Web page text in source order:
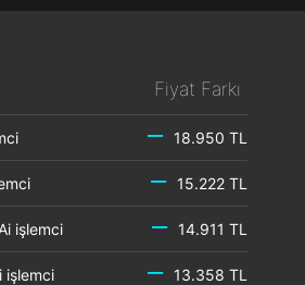
Fiyat Farkı
18.950 TL
15.222 TL
işlemci 14.911 TL
işlemci 13.358 TL